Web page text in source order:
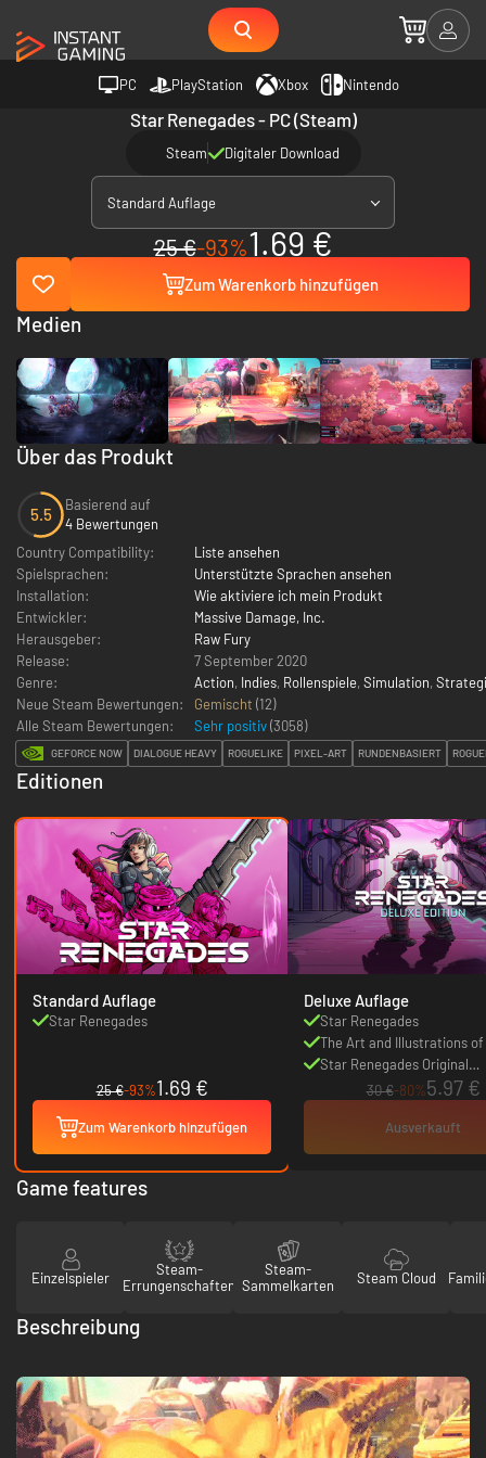
PC PlayStation Xbox Nintendo
Star Renegades - PC (Steam)
Steam Digitaler Download
Standard Auflage
25 €-93%1.69 €
Zum Warenkorb hinzufügen
Über das Produkt
5.5
Basierend auf
4 Bewertungen
Country Compatibility:
Liste ansehen
Spielsprachen:
Unterstützte Sprachen ansehen
Installation:
Wie aktiviere ich mein Produkt
Entwickler:
Massive Damage, Inc.
Herausgeber:
Raw Fury
Release:
7 September 2020
Genre:
Action, Indies, Rollenspiele, Simulation,
Neue Steam Bewertungen:
Gemischt (12)
Alle Steam Bewertungen:
Sehr positiv(3058)
GEFORCE NOW DIALOGUE HEAVY ROGUELIKE PIXEL-ART RUNDENBASIERT
Editionen
Standard Auflage
Star Renegades
25 €-93%1.69 €
Zum Warenkorb hinzufügen
Deluxe Auflage
Star Renegades
The Art and Illustrations
Renegades
Star Renegades Original
Soundtrack
30 €-80%5.97 €
Ausverkauft
Medien
Game features
Einzelspieler
Steam-
Errungenschaften
Steam-
Sammelkarten
Steam Cloud
Beschreibung